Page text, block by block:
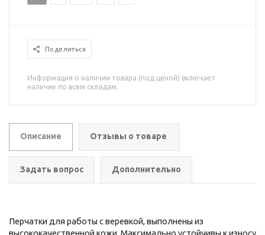
Поделиться
Информация о наличии товара (под ценой) включает
наличие по всем складам.
Описание Отзывы о товаре
Задать вопрос Дополнительно
Перчатки для работы с веревкой, выполнены из
высококачественной кожи. Максимально устойчивы к износу